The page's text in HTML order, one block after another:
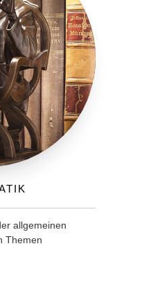
allgemeinen
Themen